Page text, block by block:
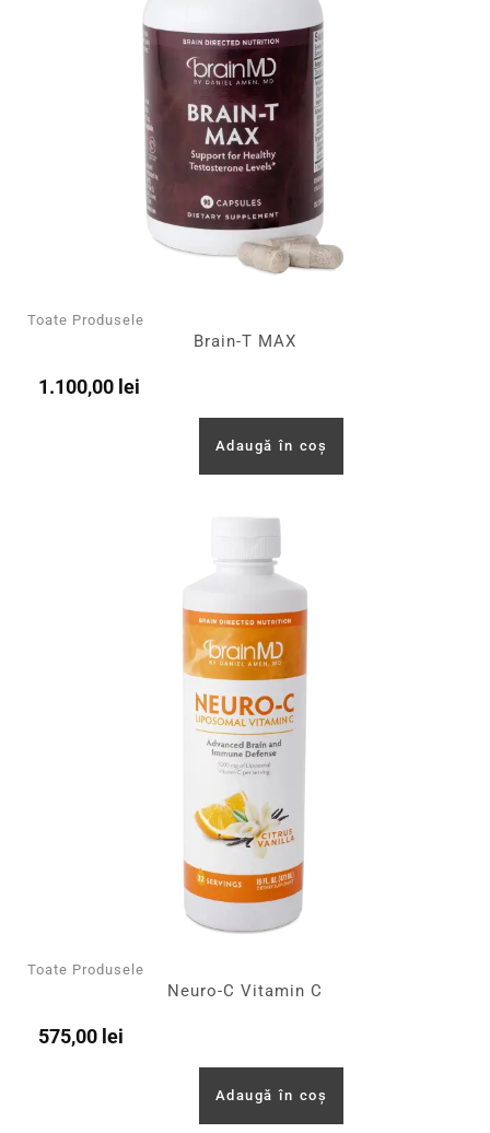
Toate Produsele
Brain-T MAX
1.100,00 lei
Adaugă în coș
Toate Produsele
Neuro-C Vitamin C
575,00 lei
Adaugă în coș